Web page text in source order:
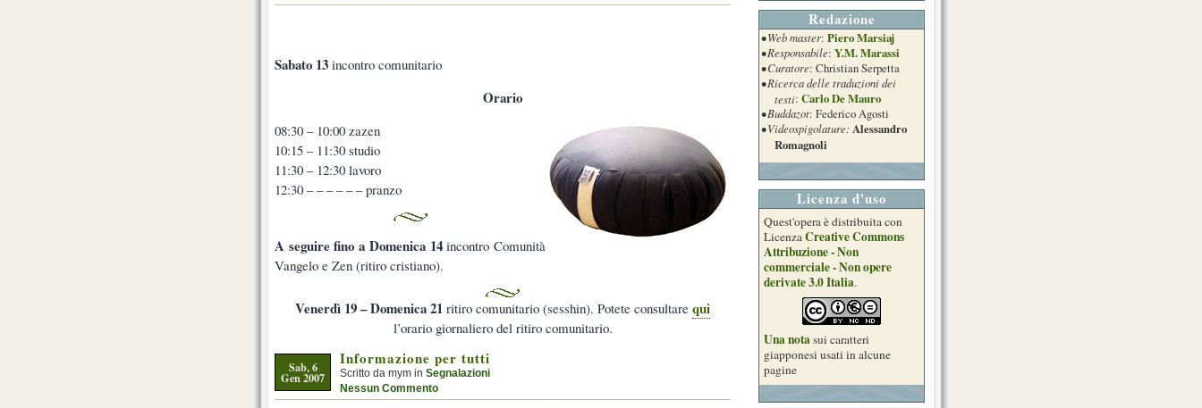
Sabato 13 incontro comunitario
Orario
08:30 – 10:00 zazen
10:15 – 11:30 studio
11:30 – 12:30 lavoro
12:30 – – – – – – pranzo
A seguire fino a Domenica 14incontro Comunità
Vangelo e Zen (ritiro cristiano).
Venerdì 19 – Domenica 21 ritiro comunitario (sesshin). Potete consultare qui
l’orario giornaliero del ritiro comunitario.
Sab, 6
Gen 2007
Informazione per tutti
Scritto da mym in Segnalazioni
Nessun Commento
Redazione
• Web master: Piero Marsiaj
• Responsabile: Y.M. Marassi
• Curatore: Christian Serpetta
• Ricerca delle traduzioni dei
testi: Carlo De Mauro
• Buddazot: Federico Agosti
• Videospigolature:Alessandro
Romagnoli
Licenza d'uso
Quest'opera è distribuita con
LicenzaCreative Commons
Attribuzione - Non
commerciale - Non opere
derivate 3.0 Italia.
Una notasui caratteri
giapponesi usati in alcune
pagine